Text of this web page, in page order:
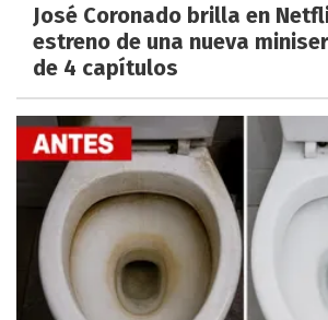
José Coronado brilla en
estreno de una nueva
de 4 capítulos